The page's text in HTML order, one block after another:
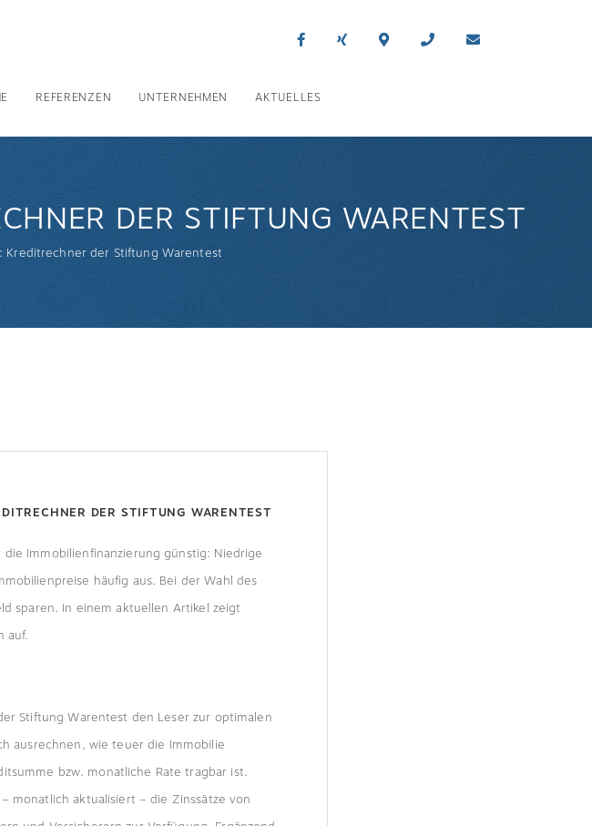
REFERENZEN UNTERNEHMEN AKTUELLES
DER STIFTUNG WARENTEST
Kreditrechner der Stiftung Warentest
DER STIFTUNG WARENTEST
Immobilienfinanzierung günstig: Niedrige
häufig aus. Bei der Wahl des
sparen. In einem aktuellen Artikel zeigt
auf.
Stiftung Warentest den Leser zur optimalen
ausrechnen, wie teuer die Immobilie
bzw. monatliche Rate tragbar ist.
monatlich aktualisiert – die Zinssätze von